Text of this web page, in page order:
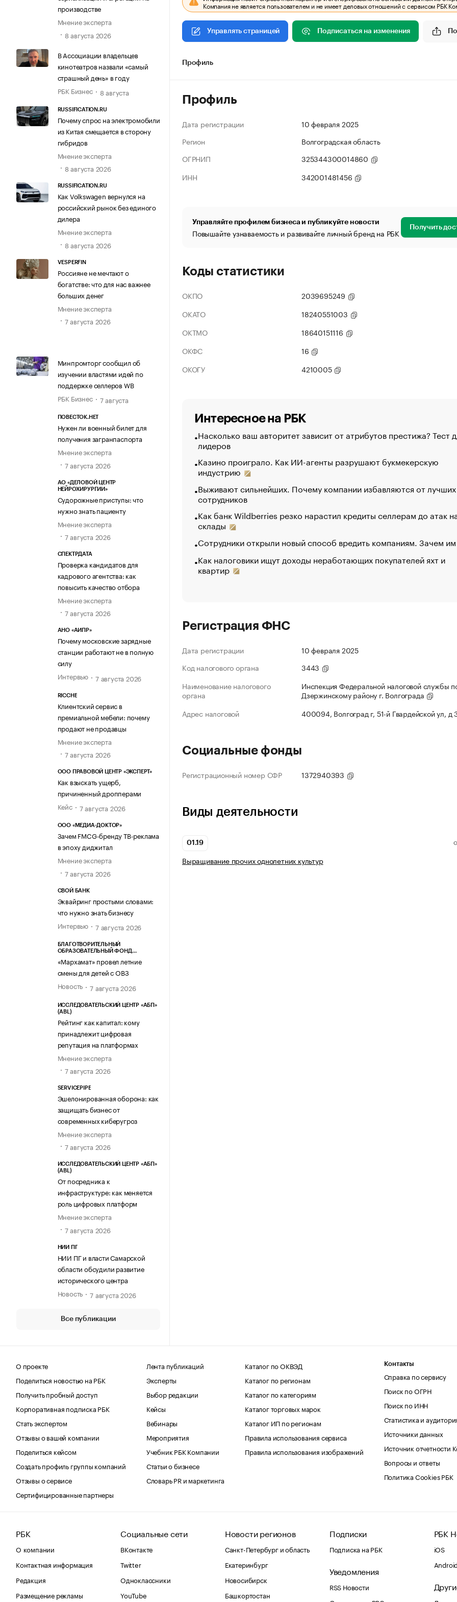
производстве
Мнение эксперта
8 августа 2026
В Ассоциации владельцев
кинотеатров назвали «самый
страшный день» в году
РБК Бизнес
8 августа
RUSSIFICATION.RU
Почему спрос на электромобили
из Китая смещается в сторону
гибридов
Мнение эксперта
8 августа 2026
RUSSIFICATION.RU
Как Volkswagen вернулся на
российский рынок без единого
дилера
Мнение эксперта
8 августа 2026
VESPERFIN
Россияне не мечтают о
богатстве: что для нас важнее
больших денег
Мнение эксперта
7 августа 2026
Минпромторг сообщил об
изучении властями идей по
поддержке селлеров WB
РБК Бизнес
7 августа
ПОВЕСТОК.НЕТ
Нужен ли военный билет для
получения загранпаспорта
Мнение эксперта
7 августа 2026
АО «ДЕЛОВОЙ ЦЕНТР
НЕЙРОХИРУРГИИ»
Судорожные приступы: что
нужно знать пациенту
Мнение эксперта
7 августа 2026
СПЕКТРДАТА
Проверка кандидатов для
кадрового агентства: как
повысить качество отбора
Мнение эксперта
7 августа 2026
АНО «АИПР»
Почему московские зарядные
станции работают не в полную
силу
Интервью
7 августа 2026
RICCHE
Клиентский сервис в
премиальной мебели: почему
продают не продавцы
Мнение эксперта
7 августа 2026
ООО ПРАВОВОЙ ЦЕНТР «ЭКСПЕРТ»
Как взыскать ущерб,
причиненный дропперами
Кейс
7 августа 2026
ООО «МЕДИА-ДОКТОР»
Зачем FMCG-бренду ТВ-реклама
в эпоху диджитал
Мнение эксперта
7 августа 2026
СВОЙ БАНК
Эквайринг простыми словами:
что нужно знать бизнесу
Интервью
7 августа 2026
БЛАГОТВОРИТЕЛЬНЫЙ
ОБРАЗОВАТЕЛЬНЫЙ ФОНД
«Мархамат» провел летние
смены для детей с ОВЗ
Новость
7 августа 2026
ИССЛЕДОВАТЕЛЬСКИЙ ЦЕНТР «АБП»
(ABL)
Рейтинг как капитал: кому
принадлежит цифровая
репутация на платформах
Мнение эксперта
7 августа 2026
SERVICEPIPE
Эшелонированная оборона: как
защищать бизнес от
современных киберугроз
Мнение эксперта
7 августа 2026
ИССЛЕДОВАТЕЛЬСКИЙ ЦЕНТР «АБП»
(ABL)
От посредника к
инфраструктуре: как меняется
роль цифровых платформ
Мнение эксперта
7 августа 2026
НИИ ПГ
НИИ ПГ и власти Самарской
области обсудили развитие
исторического центра
Новость
7 августа 2026
Все публикации
Компания не является пользователем и не имеет деловых отношений с сервисом РБК
Управлять страницей Подписаться на изменения
Профиль
Профиль
Дата регистрации
10 февраля 2025
Регион
Волгоградская область
ОГРНИП
325344300014860
ИНН
342001481456
Управляйте профилем бизнеса и публикуйте новости
Повышайте узнаваемость и развивайте личный бренд на РБК Получить
Коды статистики
ОКПО
2039695249
ОКАТО
18240551003
ОКТМО
18640151116
ОКФС
16
ОКОГУ
4210005
Интересное на РБК
Насколько ваш авторитет зависит от атрибутов престижа? Тест
лидеров
Казино проиграло. Как ИИ-агенты разрушают букмекерскую
индустрию
Выживают сильнейших. Почему компании избавляются от лучших
сотрудников
Как банк Wildberries резко нарастил кредиты селлерам до атак
склады
Сотрудники открыли новый способ вредить компаниям. Зачем
Как налоговики ищут доходы неработающих покупателей яхт и
квартир
Регистрация ФНС
Дата регистрации
10 февраля 2025
Код налогового органа
3443
Наименование налогового
органа
Инспекция Федеральной налоговой службы
Дзержинскому району г. Волгограда
Адрес налоговой
400094, Волгоград г, 51-й Гвардейской ул, д
Социальные фонды
Регистрационный номер СФР 1372940393
Виды деятельности
01.19
Выращивание прочих однолетних культур
О проекте
Поделиться новостью на РБК
Получить пробный доступ
Корпоративная подписка РБК
Стать экспертом
Отзывы о вашей компании
Поделиться кейсом
Создать профиль группы компаний
Отзывы о сервисе
Сертифицированные партнеры
Лента публикаций
Эксперты
Выбор редакции
Кейсы
Вебинары
Мероприятия
Учебник РБК Компании
Статьи о бизнесе
Словарь PR и маркетинга
Каталог по ОКВЭД
Каталог по регионам
Каталог по категориям
Каталог торговых марок
Каталог ИП по регионам
Правила использования сервиса
Правила использования изображений
Контакты
Справка по сервису
Поиск по ОГРН
Поиск по ИНН
Статистика и
Источники данных
Источник отчетности
Вопросы и ответы
Политика Cookies РБК
РБК
О компании
Контактная информация
Редакция
Размещение рекламы
Социальные сети
ВКонтакте
Twitter
Одноклассники
YouTube
Новости регионов
Санкт-Петербург и область
Екатеринбург
Новосибирск
Башкортостан
Подписки
Подписка на РБК
Уведомления
RSS Новости
РБК
iOS